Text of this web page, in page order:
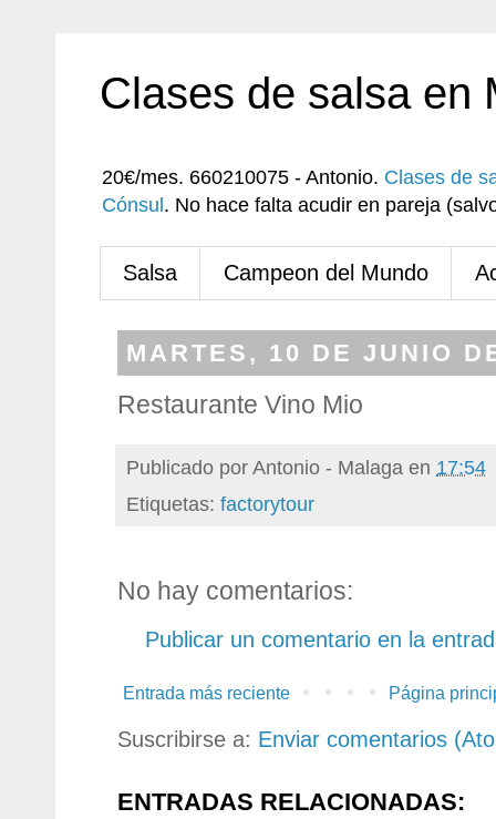
Clases de salsa en
20€/mes. 660210075 - Antonio. Clases de
Cónsul . No hace falta acudir en pareja
Salsa Campeon del Mundo
MARTES, 10 DE JUNIO
Restaurante Vino Mio
Publicado porAntonio - Malaga en 17:54
Etiquetas: factorytour
No hay comentarios:
Publicar un comentario en la
Entrada más reciente Página
Suscribirse a: Enviar comentarios
ENTRADAS RELACIONADAS: